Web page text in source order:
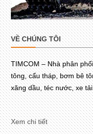
VỀ CHÚNG TÔI
TIMCOM – Nhà phân
tông, cẩu tháp, bơm bê
xăng dầu, téc nước, xe
Xem chi tiết